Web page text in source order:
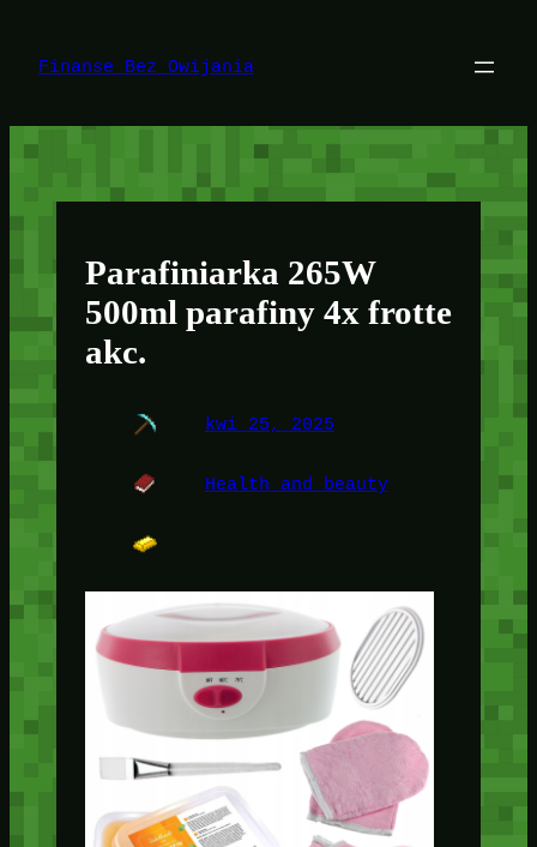
treści
Finanse Bez Owijania
Parafiniarka 265W
500ml parafiny 4x frotte
akc.
kwi 25, 2025
Health and beauty